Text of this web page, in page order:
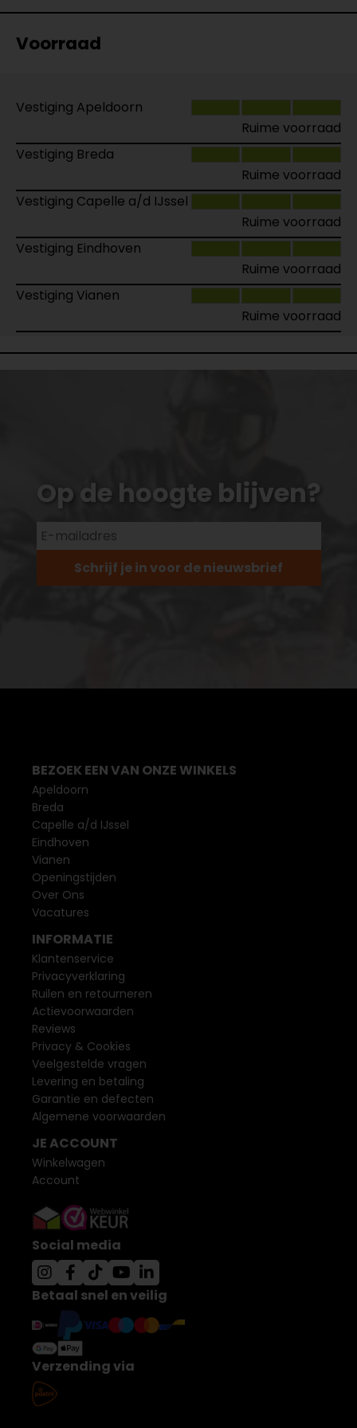
Voorraad
Vestiging Apeldoorn
Ruime voorraad
Vestiging Breda
Ruime voorraad
Vestiging Capelle a/d IJssel
Ruime voorraad
Vestiging Eindhoven
Ruime voorraad
Vestiging Vianen
Ruime voorraad
Op de hoogte blijven?
Schrijf je in voor de nieuwsbrief
BEZOEK EEN VAN ONZE WINKELS
Apeldoorn
Breda
Capelle a/d IJssel
Eindhoven
Vianen
Openingstijden
Over Ons
Vacatures
INFORMATIE
Klantenservice
Privacyverklaring
Ruilen en retourneren
Actievoorwaarden
Reviews
Privacy & Cookies
Veelgestelde vragen
Levering en betaling
Garantie en defecten
Algemene voorwaarden
JE ACCOUNT
Winkelwagen
Account
Social media
Betaal snel en veilig
Verzending via